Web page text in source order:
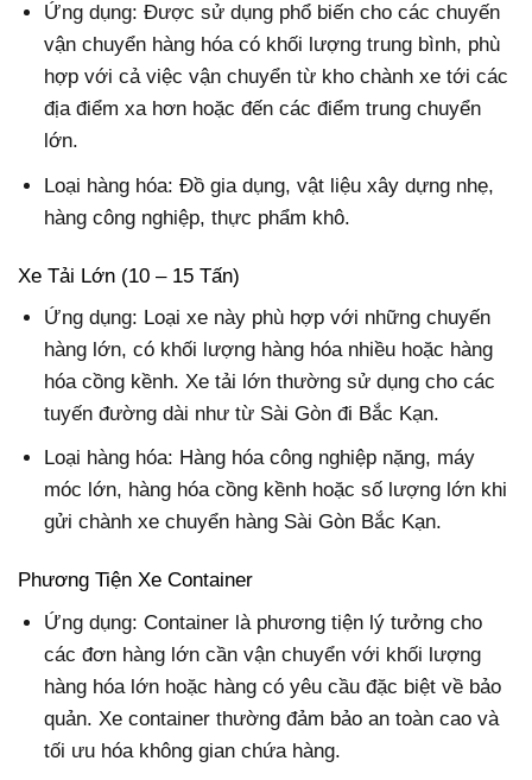
Ứng dụng: Được sử dụng phổ biến cho các chuyến
vận chuyển hàng hóa có khối lượng trung bình, phù
hợp với cả việc vận chuyển từ kho chành xe tới các
địa điểm xa hơn hoặc đến các điểm trung chuyển
lớn.
Loại hàng hóa: Đồ gia dụng, vật liệu xây dựng nhẹ,
hàng công nghiệp, thực phẩm khô.
Xe Tải Lớn (10 – 15 Tấn)
Ứng dụng: Loại xe này phù hợp với những chuyến
hàng lớn, có khối lượng hàng hóa nhiều hoặc hàng
hóa cồng kềnh. Xe tải lớn thường sử dụng cho các
tuyến đường dài như từ Sài Gòn đi Bắc Kạn.
Loại hàng hóa: Hàng hóa công nghiệp nặng, máy
móc lớn, hàng hóa cồng kềnh hoặc số lượng lớn khi
gửi chành xe chuyển hàng Sài Gòn Bắc Kạn.
Phương Tiện Xe Container
Ứng dụng: Container là phương tiện lý tưởng cho
các đơn hàng lớn cần vận chuyển với khối lượng
hàng hóa lớn hoặc hàng có yêu cầu đặc biệt về bảo
quản. Xe container thường đảm bảo an toàn cao và
tối ưu hóa không gian chứa hàng.